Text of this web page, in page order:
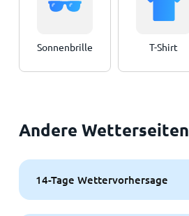
Sonnenbrille T-Shirt
Andere Wetterseiten
14-Tage Wettervorhersage